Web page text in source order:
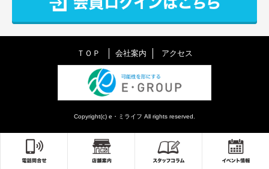
ＴＯＰ 会社案内 アクセス
Copyright(c) e・ミライフ All rights reserved.